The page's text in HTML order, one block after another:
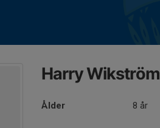
Harry Wikström
Ålder 8 år